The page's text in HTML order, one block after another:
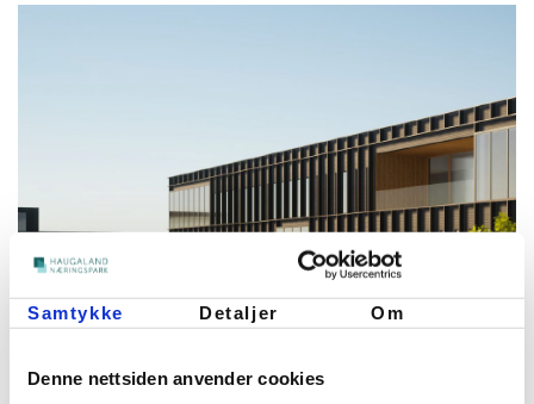
Samtykke Detaljer Om
Denne nettsiden anvender cookies
NEW HEAD OFFICE
FOR VASSBAKK &
STOL